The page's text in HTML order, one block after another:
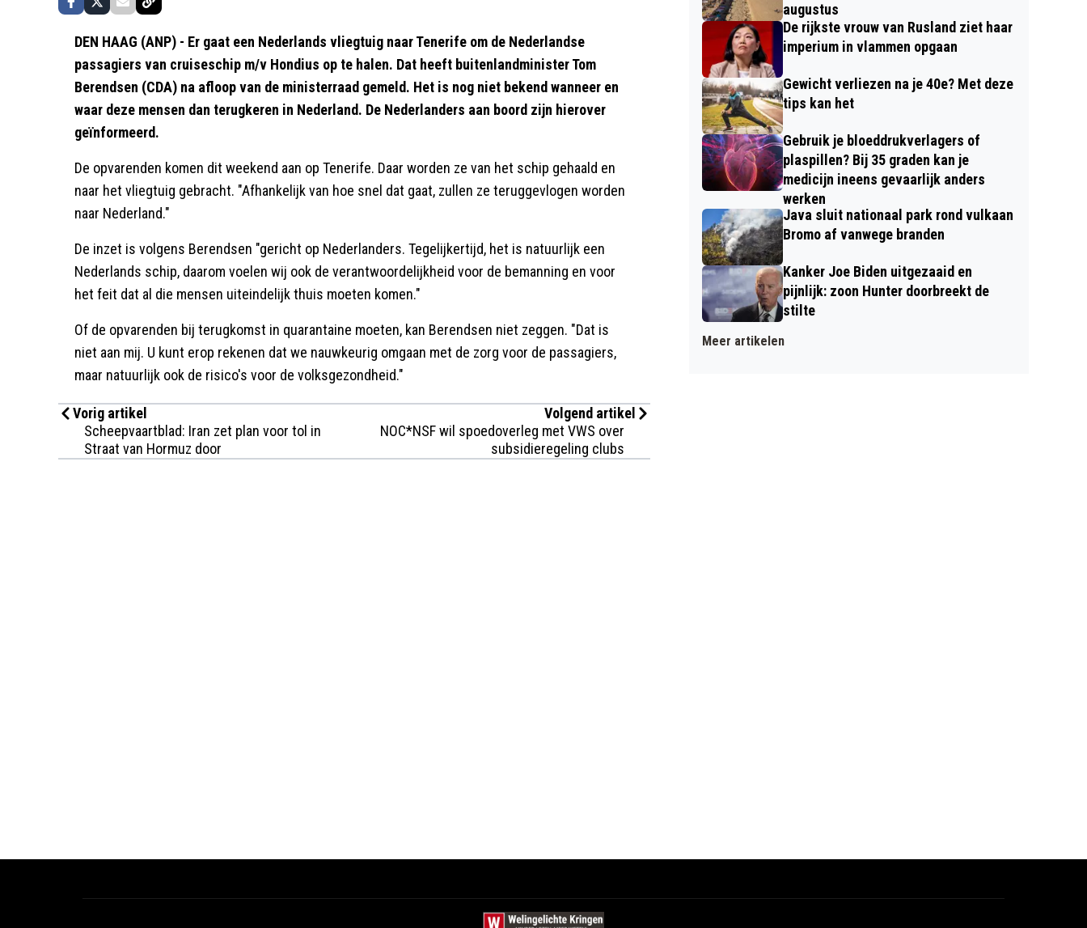
DEN HAAG (ANP) - Er gaat een Nederlands vliegtuig naar Tenerife om de Nederlandse
passagiers van cruiseschip m/v Hondius op te halen. Dat heeft buitenlandminister Tom
Berendsen (CDA) na afloop van de ministerraad gemeld. Het is nog niet bekend wanneer en
waar deze mensen dan terugkeren in Nederland. De Nederlanders aan boord zijn hierover
geïnformeerd.
De opvarenden komen dit weekend aan op Tenerife. Daar worden ze van het schip gehaald en
naar het vliegtuig gebracht. "Afhankelijk van hoe snel dat gaat, zullen ze teruggevlogen worden
naar Nederland."
De inzet is volgens Berendsen "gericht op Nederlanders. Tegelijkertijd, het is natuurlijk een
Nederlands schip, daarom voelen wij ook de verantwoordelijkheid voor de bemanning en voor
het feit dat al die mensen uiteindelijk thuis moeten komen."
Of de opvarenden bij terugkomst in quarantaine moeten, kan Berendsen niet zeggen. "Dat is
niet aan mij. U kunt erop rekenen dat we nauwkeurig omgaan met de zorg voor de passagiers,
maar natuurlijk ook de risico's voor de volksgezondheid."
Vorig artikel
Scheepvaartblad: Iran zet plan voor tol in
Straat van Hormuz door
Volgend artikel
NOC*NSF wil spoedoverleg met VWS over
subsidieregeling clubs
augustus
De rijkste vrouw van Rusland ziet haar
imperium in vlammen opgaan
Gewicht verliezen na je 40e? Met deze
tips kan het
Gebruik je bloeddrukverlagers of
plaspillen? Bij 35 graden kan je
medicijn ineens gevaarlijk anders
werken
Java sluit nationaal park rond vulkaan
Bromo af vanwege branden
Kanker Joe Biden uitgezaaid en
pijnlijk: zoon Hunter doorbreekt de
stilte
Meer artikelen